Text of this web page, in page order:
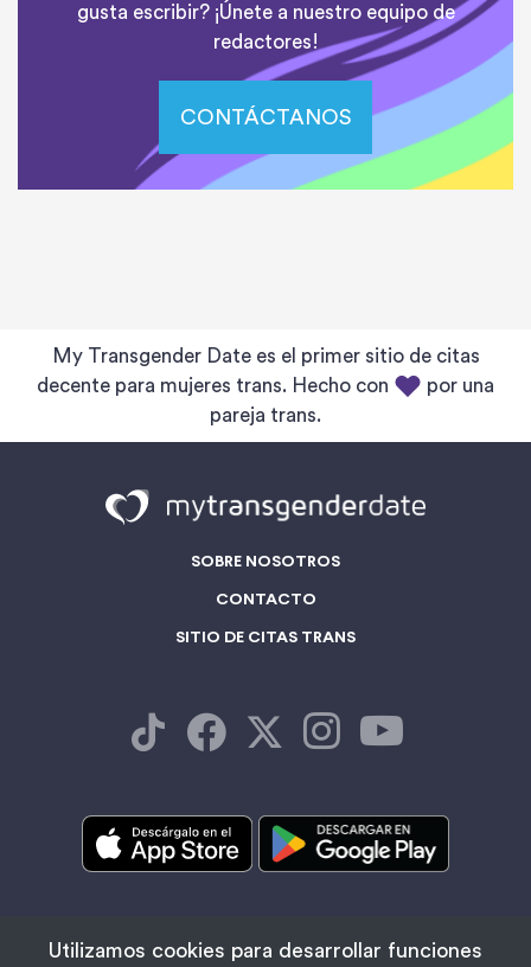
gusta escribir? ¡Únete a nuestro equipo de
redactores!
CONTÁCTANOS
My Transgender Date es el primer sitio de citas
decente para mujeres trans. Hecho con
por una
pareja trans.
SOBRE NOSOTROS
CONTACTO
SITIO DE CITAS TRANS
MUJERES TRANS CERCA DE MÍ /
Utilizamos cookies para desarrollar funciones